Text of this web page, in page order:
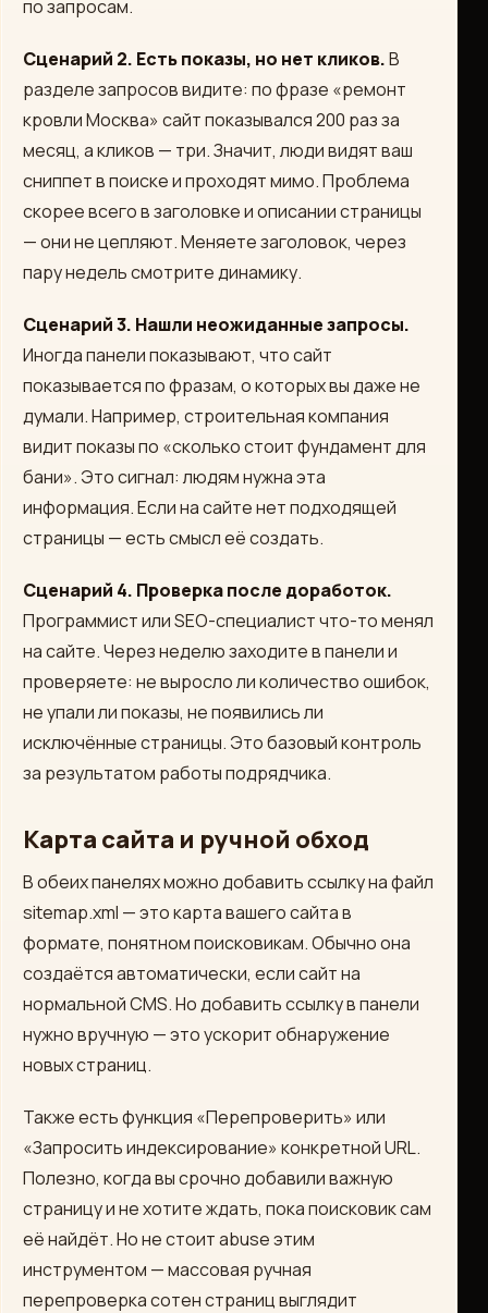
по запросам.
Сценарий 2. Есть показы, но нет кликов.В
разделе запросов видите: по фразе «ремонт
кровли Москва» сайт показывался 200 раз за
месяц, а кликов — три. Значит, люди видят ваш
сниппет в поиске и проходят мимо. Проблема
скорее всего в заголовке и описании страницы
— они не цепляют. Меняете заголовок, через
пару недель смотрите динамику.
Сценарий 3. Нашли неожиданные запросы.
Иногда панели показывают, что сайт
показывается по фразам, о которых вы даже не
думали. Например, строительная компания
видит показы по «сколько стоит фундамент для
бани». Это сигнал: людям нужна эта
информация. Если на сайте нет подходящей
страницы — есть смысл её создать.
Сценарий 4. Проверка после доработок.
Программист или SEO-специалист что-то менял
на сайте. Через неделю заходите в панели и
проверяете: не выросло ли количество ошибок,
не упали ли показы, не появились ли
исключённые страницы. Это базовый контроль
за результатом работы подрядчика.
Карта сайта и ручной обход
В обеих панелях можно добавить ссылку на файл
sitemap.xml — это карта вашего сайта в
формате, понятном поисковикам. Обычно она
создаётся автоматически, если сайт на
нормальной CMS. Но добавить ссылку в панели
нужно вручную — это ускорит обнаружение
новых страниц.
Также есть функция «Перепроверить» или
«Запросить индексирование» конкретной URL.
Полезно, когда вы срочно добавили важную
страницу и не хотите ждать, пока поисковик сам
её найдёт. Но не стоит abuse этим
инструментом — массовая ручная
перепроверка сотен страниц выглядит